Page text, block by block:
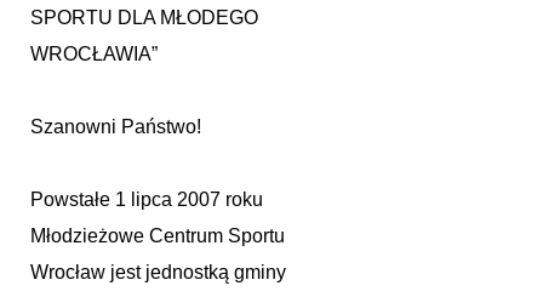
SPORTU DLA MŁODEGO
WROCŁAWIA”
Szanowni Państwo!
Powstałe 1 lipca 2007 roku
Młodzieżowe Centrum Sportu
Wrocław jest jednostką gminy